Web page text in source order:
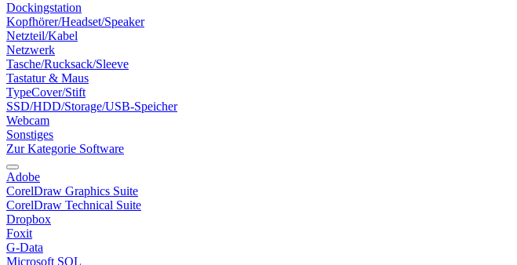
Dockingstation
Kopfhörer/Headset/Speaker
Netzteil/Kabel
Netzwerk
Tasche/Rucksack/Sleeve
Tastatur & Maus
TypeCover/Stift
SSD/HDD/Storage/USB-Speicher
Webcam
Sonstiges
Zur Kategorie Software
Adobe
CorelDraw Graphics Suite
CorelDraw Technical Suite
Dropbox
Foxit
G-Data
Microsoft SQL